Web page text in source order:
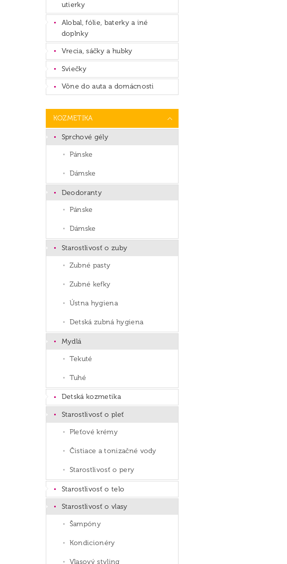
utierky
Alobal, fólie, baterky a iné
doplnky
Vrecia, sáčky a hubky
Sviečky
Vône do auta a domácnosti
KOZMETIKA
Sprchové gély
Pánske
Dámske
Deodoranty
Pánske
Dámske
Starostlivosť o zuby
Zubné pasty
Zubné kefky
Ústna hygiena
Detská zubná hygiena
Mydlá
Tekuté
Tuhé
Detská kozmetika
Starostlivosť o pleť
Pleťové krémy
Čistiace a tonizačné vody
Starostlivosť o pery
Starostlivosť o telo
Starostlivosť o vlasy
Šampóny
Kondicionéry
Vlasový styling